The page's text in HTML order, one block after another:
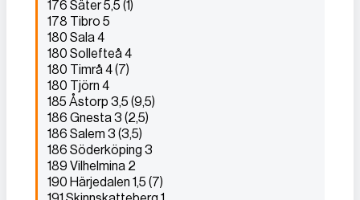
176 Säter 5,5 (1)
178 Tibro 5
180 Sala 4
180 Sollefteå 4
180 Timrå 4 (7)
180 Tjörn 4
185 Åstorp 3,5 (9,5)
186 Gnesta 3 (2,5)
186 Salem 3 (3,5)
186 Söderköping 3
189 Vilhelmina 2
190 Härjedalen 1,5 (7)